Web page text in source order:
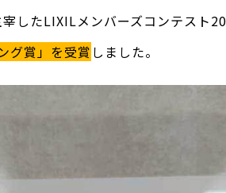
したLIXILメンバーズコンテスト
グ賞」を受賞 しました。